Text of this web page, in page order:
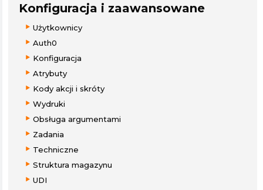
Konfiguracja i zaawansowane
Użytkownicy
Auth0
Konfiguracja
Atrybuty
Kody akcji i skróty
Wydruki
Obsługa argumentami
Zadania
Techniczne
Struktura magazynu
UDI